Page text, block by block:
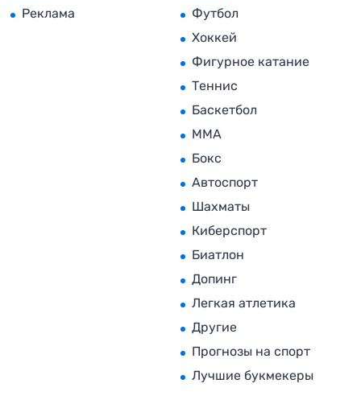
Реклама
Футбол
Хоккей
Фигурное катание
Теннис
Баскетбол
MMA
Бокс
Автоспорт
Шахматы
Киберспорт
Биатлон
Допинг
Легкая атлетика
Другие
Прогнозы на спорт
Лучшие букмекеры